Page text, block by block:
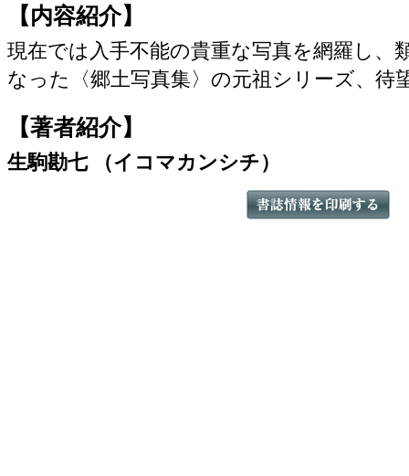
【内容紹介】
現在では入手不能の貴重な写真を網羅し、
なった〈郷土写真集〉の元祖シリーズ、待
【著者紹介】
生駒勘七 （イコマカンシチ）